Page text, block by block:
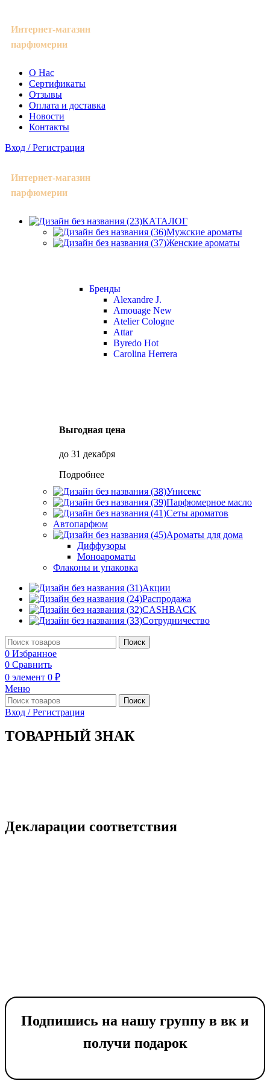
Интернет-магазин
парфюмерии
О Нас
Сертификаты
Отзывы
Оплата и доставка
Новости
Контакты
Вход / Регистрация
Интернет-магазин
парфюмерии
КАТАЛОГ
Мужские ароматы
Женские ароматы
Бренды
Alexandre J.
Amouage New
Atelier Cologne
Attar
Byredo Hot
Carolina Herrera
Выгодная цена
до 31 декабря
Подробнее
Унисекс
Парфюмерное масло
Сеты ароматов
Автопарфюм
Ароматы для дома
Диффузоры
Моноароматы
Флаконы и упаковка
Акции
Распродажа
CASHBACK
Сотрудничество
Поиск
0 Избранное
0 Сравнить
0 элемент 0 ₽
Меню
Поиск
Вход / Регистрация
ТОВАРНЫЙ ЗНАК
Декларации соответствия
Подпишись на нашу группу в вк и
получи подарок